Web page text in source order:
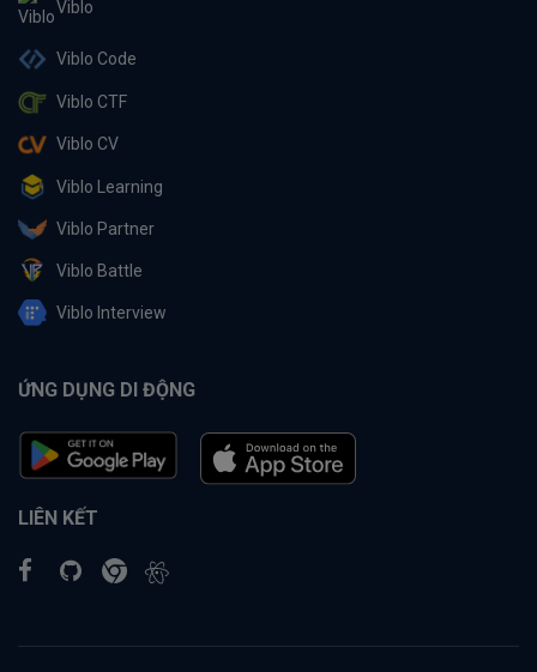
Viblo
Viblo Code
Viblo CTF
Viblo CV
Viblo Learning
Viblo Partner
Viblo Battle
Viblo Interview
ỨNG DỤNG DI ĐỘNG
LIÊN KẾT